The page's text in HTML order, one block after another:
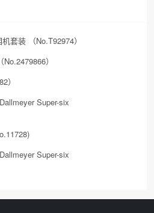
套装 （No.T92974）
）
）
Super-six
Super-six